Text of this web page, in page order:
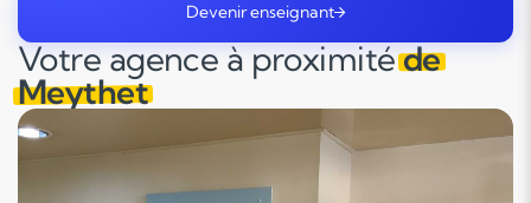
Votre agence à proximitéde
Meythet
Devenir enseignant